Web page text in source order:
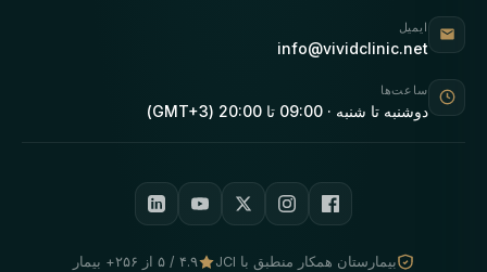
ایمیل
info@vividclinic.net
ساعت‌ها
دوشنبه تا شنبه · 09:00 تا 20:00 (GMT+3)
بیمارستان همکار منطبق با JCI ۴.۹ / ۵ از ۲۵۶+ بیمار